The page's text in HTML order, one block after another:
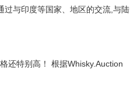
与印度等国家、地区的交流,与陆
还特别高！ 根据Whisky.Auction